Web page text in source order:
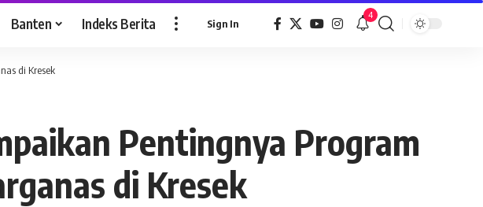
Banten Indeks Berita Sign In
4
di Kresek
Pentingnya Program
di Kresek